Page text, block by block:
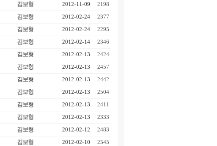
김보형 2012-11-09 2198
김보형 2012-02-24 2377
김보형 2012-02-24 2295
김보형 2012-02-14 2346
김보형 2012-02-13 2424
김보형 2012-02-13 2457
김보형 2012-02-13 2442
김보형 2012-02-13 2504
김보형 2012-02-13 2411
김보형 2012-02-13 2333
김보형 2012-02-12 2483
김보형 2012-02-10 2545